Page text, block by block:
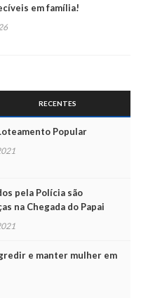
em família!
RECENTES
Popular
pela Polícia são
na Chegada do Papai
e manter mulher em